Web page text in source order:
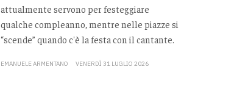
attualmente servono per festeggiare
qualche compleanno, mentre nelle piazze si
“scende” quando c'è la festa con il cantante.
EMANUELE ARMENTANO VENERDÌ 31 LUGLIO 2026